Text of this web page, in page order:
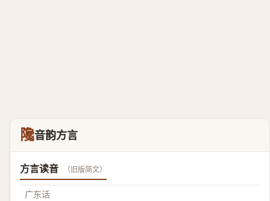
䧯音韵方言
方言读音 （旧版简文）
广东话